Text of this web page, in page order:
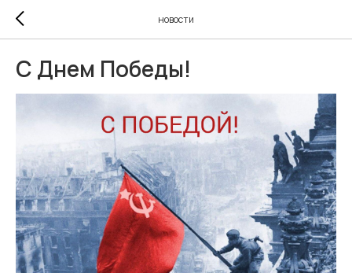
новости
С Днем Победы!